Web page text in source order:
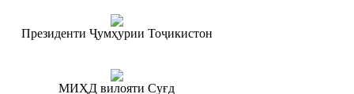
Президенти Ҷумҳурии Тоҷикистон
МИҲД вилояти Суғд